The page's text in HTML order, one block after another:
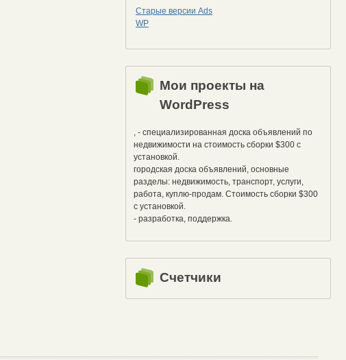
Старые версии Ads
WP
Мои проекты на
WordPress
, - специализированная доска объявлений по
недвижимости на стоимость сборки $300 с
установкой.
городская доска объявлений, основные
разделы: недвижимость, транспорт, услуги,
работа, куплю-продам. Стоимость сборки $300
с установкой.
- разработка, поддержка.
Счетчики